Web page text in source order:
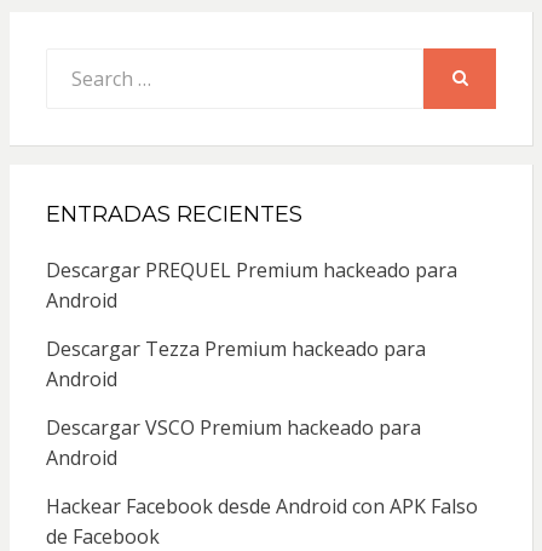
for:
ENTRADAS RECIENTES
Descargar PREQUEL Premium hackeado para
Android
Descargar Tezza Premium hackeado para
Android
Descargar VSCO Premium hackeado para
Android
Hackear Facebook desde Android con APK Falso
de Facebook